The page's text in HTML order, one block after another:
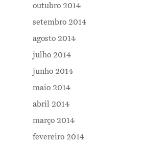
outubro 2014
setembro 2014
agosto 2014
julho 2014
junho 2014
maio 2014
abril 2014
março 2014
fevereiro 2014